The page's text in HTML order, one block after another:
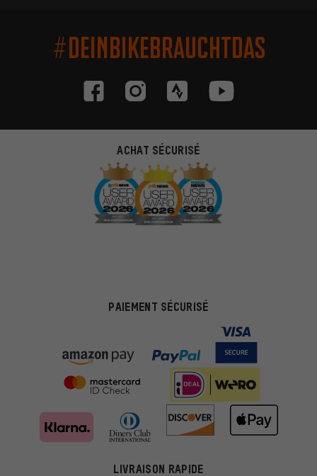
#DEINBIKEBRAUCHTDAS
ACHAT SÉCURISÉ
PAIEMENT SÉCURISÉ
LIVRAISON RAPIDE